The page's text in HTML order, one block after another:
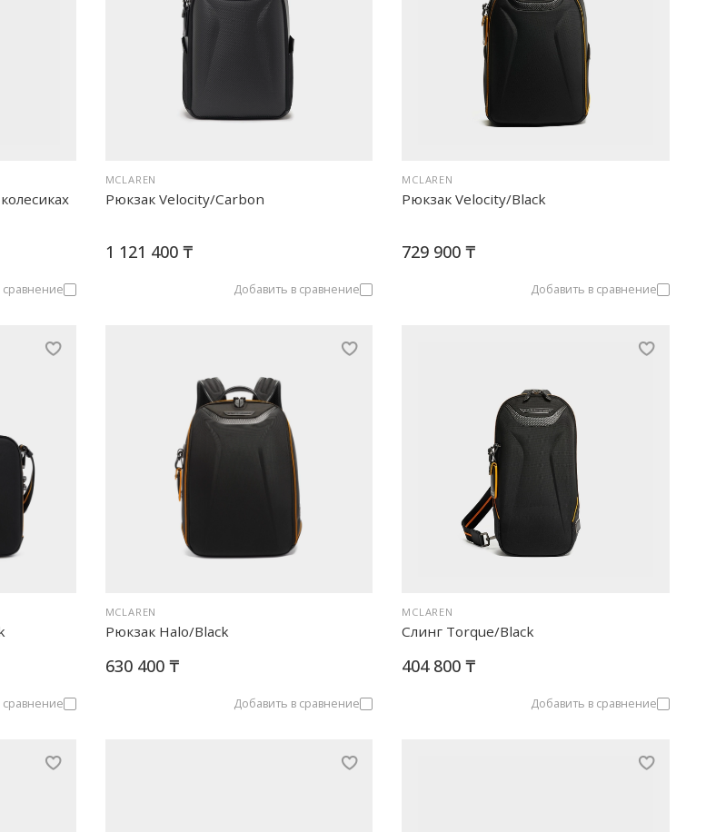
сравнение
MCLAREN
Рюкзак Velocity/Carbon
1 121 400 ₸
Добавить в сравнение
MCLAREN
Рюкзак Velocity/Black
729 900 ₸
Добавить в сравнение
сравнение
MCLAREN
Рюкзак Halo/Black
630 400 ₸
Добавить в сравнение
MCLAREN
Слинг Torque/Black
404 800 ₸
Добавить в сравнение